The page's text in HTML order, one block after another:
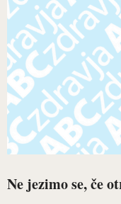
Ne jezimo se, če